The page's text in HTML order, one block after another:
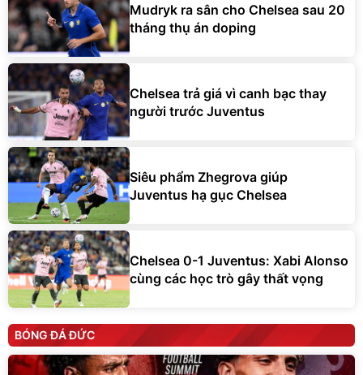
Mudryk ra sân cho Chelsea sau 20
tháng thụ án doping
Chelsea trả giá vì canh bạc thay
người trước Juventus
Siêu phẩm Zhegrova giúp
Juventus hạ gục Chelsea
Chelsea 0-1 Juventus: Xabi Alonso
cùng các học trò gây thất vọng
BÓNG ĐÁ ĐỨC